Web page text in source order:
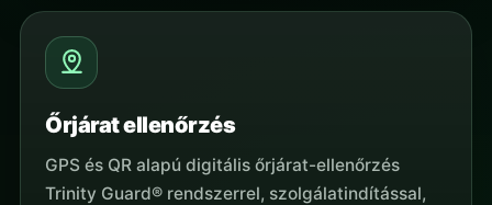
Őrjárat ellenőrzés
GPS és QR alapú digitális őrjárat-ellenőrzés
Trinity Guard® rendszerrel, szolgálatindítással,